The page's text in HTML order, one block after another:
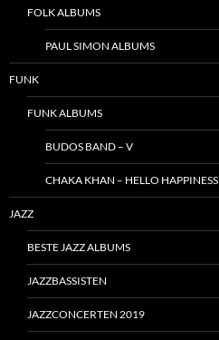
FOLK ALBUMS
PAUL SIMON ALBUMS
FUNK
FUNK ALBUMS
BUDOS BAND – V
CHAKA KHAN – HELLO HAPPINESS
JAZZ
BESTE JAZZ ALBUMS
JAZZBASSISTEN
JAZZCONCERTEN 2019